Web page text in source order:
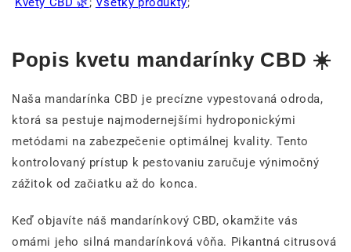
Popis kvetu mandarínky CBD ☀️
Naša mandarínka CBD je precízne vypestovaná odroda,
ktorá sa pestuje najmodernejšími hydroponickými
metódami na zabezpečenie optimálnej kvality. Tento
kontrolovaný prístup k pestovaniu zaručuje výnimočný
zážitok od začiatku až do konca.
Keď objavíte náš mandarínkový CBD, okamžite vás
omámi jeho silná mandarínková vôňa. Pikantná citrusová